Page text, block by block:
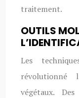
traitement.
OUTILS
Les
révolutionné
végétaux.